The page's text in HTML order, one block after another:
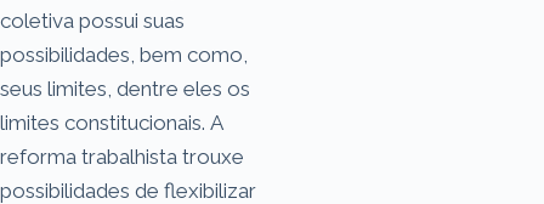
coletiva possui suas
possibilidades, bem como,
seus limites, dentre eles os
limites constitucionais. A
reforma trabalhista trouxe
possibilidades de flexibilizar